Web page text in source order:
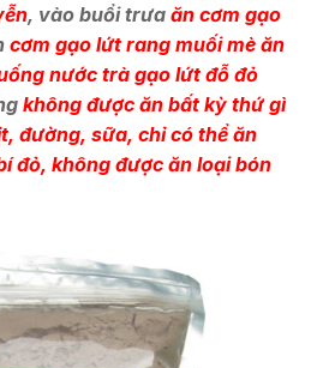
, vào buổi trưa ăn cơm gạo
cơm gạo lứt rang muối mè ăn
nước trà gạo lứt đỗ đỏ
không được ăn bất kỳ thứ gì
đường, sữa, chỉ có thể ăn
đỏ, không được ăn loại bón